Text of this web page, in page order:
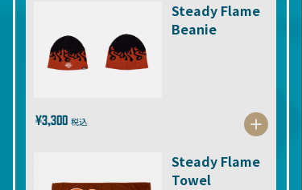
Steady Flame
Beanie
¥3,300 税込
Steady Flame
Towel